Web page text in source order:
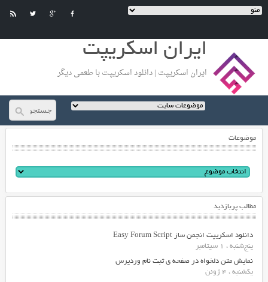
ایران اسکریپت
ایران اسکریپت | دانلود اسکریپت با طعمی دیگر
موضوعات
مطالب پربازدید
دانلود اسکریپت انجمن ساز Easy Forum Script
پنج‌شنبه ، 1 سپتامبر
نمایش متن دلخواه در صفحه ی ثبت نام وردپرس
یکشنبه ، 4 ژوئن